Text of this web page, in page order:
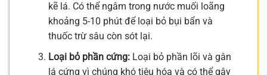
kẽ lá. Có thể ngâm trong nước muối loãng
khoảng 5-10 phút để loại bỏ bụi bẩn và
thuốc trừ sâu còn sót lại.
Loại bỏ phần cứng:Loại bỏ phần lõi và gân
lá cứng vì chúng khó tiêu hóa và có thể gây